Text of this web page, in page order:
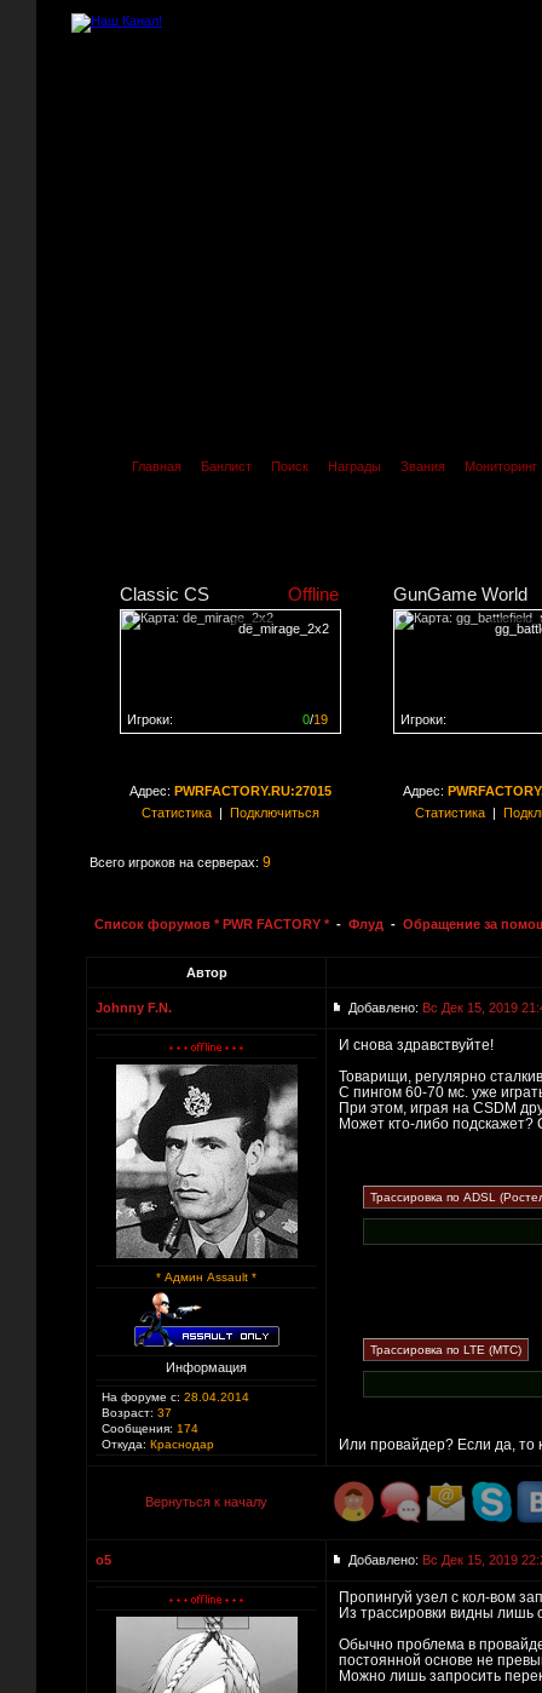
Главная Банлист Поиск Награды Звания Мониторинг
Classic CS Offline
de_mirage_2x2
0/19
Игроки:
GunGame World
Игроки:
Адрес: PWRFACTORY.RU:27015
Статистика| Подключиться
Адрес:
Статистика|
Всего игроков на серверах: 9
Список форумов * PWR FACTORY * - Флуд - Обращение за
Автор
Johnny F.N. Добавлено: Вс Дек 15, 2019
* Админ Assault *
Информация
На форуме с: 28.04.2014
Возраст: 37
Сообщения: 174
Откуда: Краснодар
И снова здравствуйте!
Товарищи, регулярно
С пингом 60-70 мс. уже
При этом, играя на CSDM
Может кто-либо подскажет?
Или провайдер? Если да, то
Вернуться к началу
o5 Добавлено: Вс Дек 15, 2019
Пропингуй узел с кол-вом
Из трассировки видны лишь
Обычно проблема в
постоянной основе не
Можно лишь запросить